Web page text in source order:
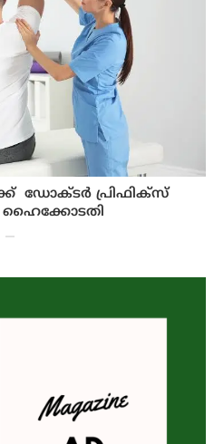
ഡോക്ടർ പ്രിഫിക്സ്
ഹൈക്കോടതി